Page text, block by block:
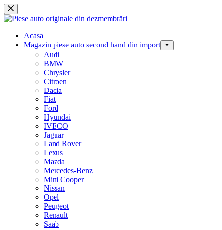
Sari
la
Acasa
Magazin piese auto second-hand din import
Audi
BMW
Chrysler
Citroen
Dacia
Fiat
Ford
Hyundai
IVECO
Jaguar
Land Rover
Lexus
Mazda
Mercedes-Benz
Mini Cooper
Nissan
Opel
Peugeot
Renault
Saab